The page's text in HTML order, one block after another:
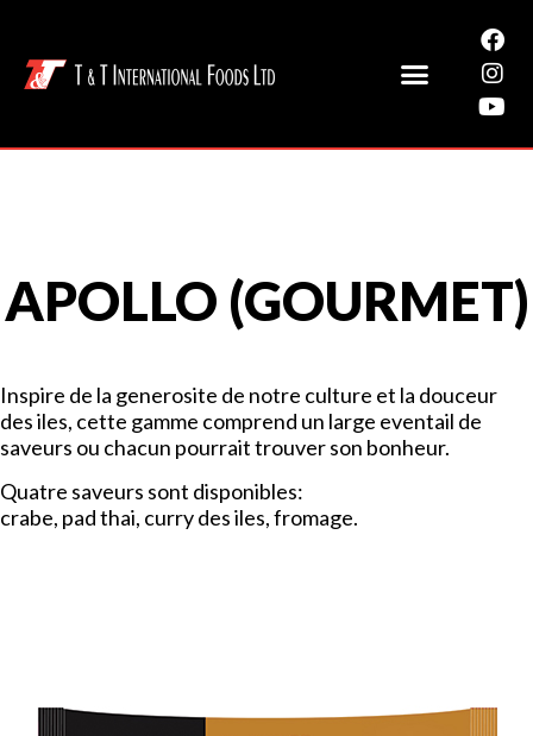
APOLLO (GOURMET)​
Inspire de la generosite de notre culture et la douceur
des iles, cette gamme comprend un large eventail de
saveurs ou chacun pourrait trouver son bonheur.
Quatre saveurs sont disponibles:
crabe, pad thai, curry des iles, fromage.